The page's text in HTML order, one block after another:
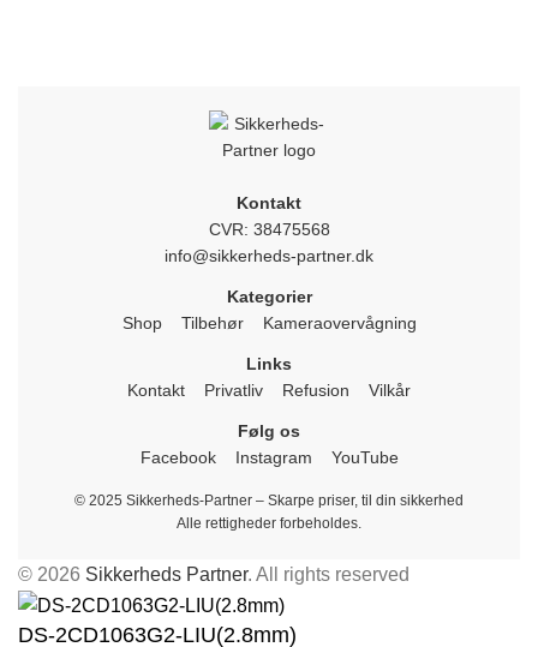
Kontakt
CVR: 38475568
info@sikkerheds-partner.dk
Kategorier
Shop
Tilbehør Kameraovervågning
Links
Kontakt
Privatliv Refusion Vilkår
Følg os
Facebook
Instagram YouTube
© 2025 Sikkerheds-Partner – Skarpe priser, til din sikkerhed
Alle rettigheder forbeholdes.
© 2026 Sikkerheds Partner. All rights reserved
DS-2CD1063G2-LIU(2.8mm)